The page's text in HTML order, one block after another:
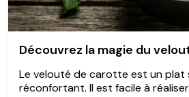
Découvrez la magie du
Le velouté de carotte est un plat
réconfortant. Il est facile à